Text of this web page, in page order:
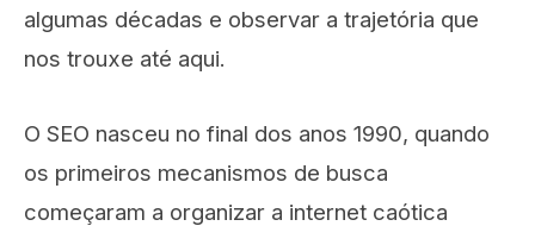
algumas décadas e observar a trajetória que
nos trouxe até aqui.
O SEO nasceu no final dos anos 1990, quando
os primeiros mecanismos de busca
começaram a organizar a internet caótica